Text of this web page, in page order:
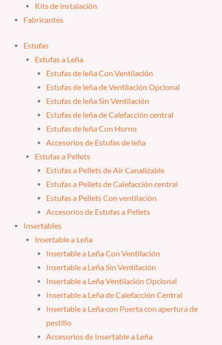
Kits de instalación
Fabricantes
Estufas
Estufas a Leña
Estufas de leña Con Ventilación
Estufas de leña de Ventilación Opcional
Estufas de leña Sin Ventilación
Estufas de leña de Calefacción central
Estufas de leña Con Horno
Accesorios de Estufas de leña
Estufas a Pellets
Estufas a Pellets de Air Canalizable
Estufas a Pellets de Calefacción central
Estufas a Pellets Con ventilación
Accesorios de Estufas a Pellets
Insertables
Insertable a Leña
Insertable a Leña Con Ventilación
Insertable a Leña Sin Ventilación
Insertable a Leña Ventilación Opcional
Insertable a Leña de Calefacción Central
Insertable a Leña con Puerta con apertura de
pestillo
Accesorios de Insertable a Leña